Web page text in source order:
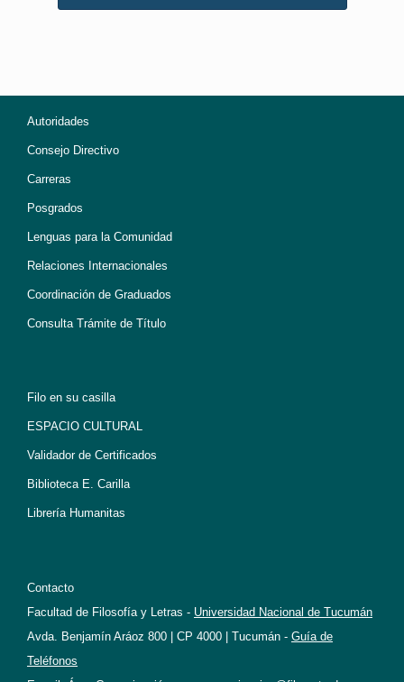
Autoridades
Consejo Directivo
Carreras
Posgrados
Lenguas para la Comunidad
Relaciones Internacionales
Coordinación de Graduados
Consulta Trámite de Título
Filo en su casilla
ESPACIO CULTURAL
Validador de Certificados
Biblioteca E. Carilla
Librería Humanitas
Contacto
Facultad de Filosofía y Letras - Universidad Nacional de Tucumán
Avda. Benjamín Aráoz 800 | CP 4000 | Tucumán - Guía de
Teléfonos